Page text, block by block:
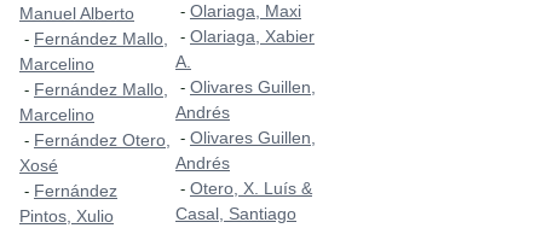
Manuel Alberto
- Fernández Mallo,
Marcelino
- Fernández Mallo,
Marcelino
- Fernández Otero,
Xosé
- Fernández
Pintos, Xulio
- Olariaga, Maxi
- Olariaga, Xabier
A.
- Olivares Guillen,
Andrés
- Olivares Guillen,
Andrés
- Otero, X. Luís &
Casal, Santiago